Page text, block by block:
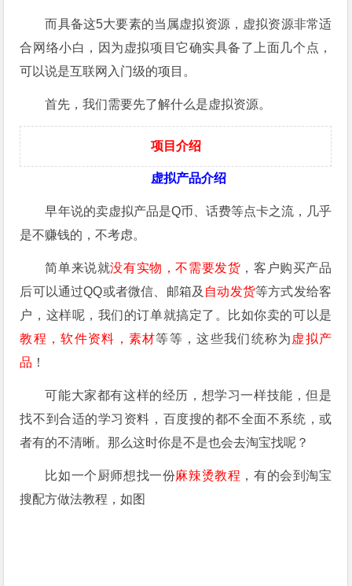
而具备这5大要素的当属虚拟资源，虚拟资源非常适
合网络小白，因为虚拟项目它确实具备了上面几个点，
可以说是互联网入门级的项目。
首先，我们需要先了解什么是虚拟资源。
项目介绍
虚拟产品介绍
早年说的卖虚拟产品是Q币、话费等点卡之流，几乎
是不赚钱的，不考虑。
简单来说就没有实物，不需要发货 ，客户购买产品
后可以通过QQ或者微信、邮箱及 自动发货等方式发给客
户，这样呢，我们的订单就搞定了。比如你卖的可以是
教程，软件资料，素材等等，这些我们统称为 虚拟产
品 ！
可能大家都有这样的经历，想学习一样技能，但是
找不到合适的学习资料，百度搜的都不全面不系统，或
者有的不清晰。那么这时你是不是也会去淘宝找呢？
比如一个厨师想找一份麻辣烫教程 ，有的会到淘宝
搜配方做法教程，如图